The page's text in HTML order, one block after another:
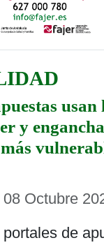
usan
y
Octubre
de